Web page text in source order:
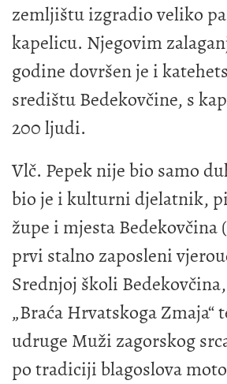
zemljištu izgradio veliko
kapelicu. Njegovim
godine dovršen je i
središtu Bedekovčine, s
200 ljudi.
Vlč. Pepek nije bio samo
bio je i kulturni djelatnik,
župe i mjesta Bedekovčina
prvi stalno zaposleni
Srednjoj školi
„Braća Hrvatskoga Zmaja“
udruge Muži zagorskog
po tradiciji blagoslova